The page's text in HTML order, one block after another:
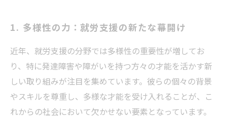
6. みんなが輝ける社会に向けて：多様性を尊重
する支援の在り方
7. 未来の就労支援とは：多様な才能を活かすた
めのヒント
1. 多様性の力：就労支援の新たな幕開け
近年、就労支援の分野では多様性の重要性が増してお
り、特に発達障害や障がいを持つ方々の才能を活かす新
しい取り組みが注目を集めています。彼らの個々の背景
やスキルを尊重し、多様な才能を受け入れることが、こ
れからの社会において欠かせない要素となっています。